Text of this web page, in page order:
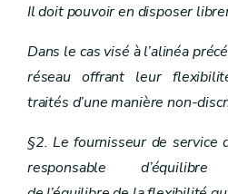
Il doit pouvoir en disposer
Dans le cas visé à l’alinéa
réseau offrant leur
traités d’une manière non-
§2. Le fournisseur de service
responsable